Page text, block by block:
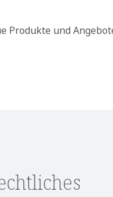
Produkte und